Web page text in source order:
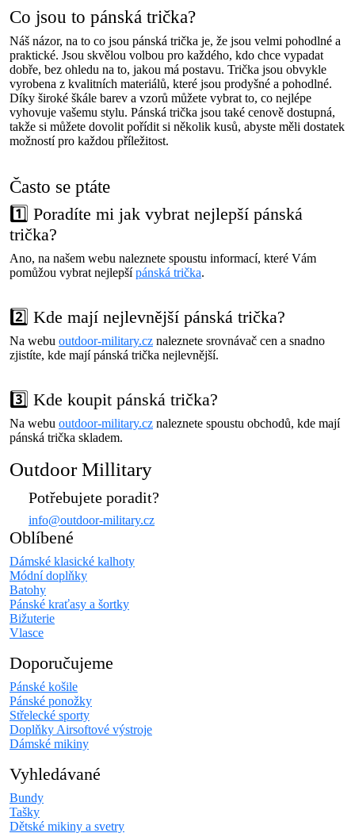
Co jsou to pánská trička?
Náš názor, na to co jsou pánská trička je, že jsou velmi pohodlné a
praktické. Jsou skvělou volbou pro každého, kdo chce vypadat
dobře, bez ohledu na to, jakou má postavu. Trička jsou obvykle
vyrobena z kvalitních materiálů, které jsou prodyšné a pohodlné.
Díky široké škále barev a vzorů můžete vybrat to, co nejlépe
vyhovuje vašemu stylu. Pánská trička jsou také cenově dostupná,
takže si můžete dovolit pořídit si několik kusů, abyste měli dostatek
možností pro každou příležitost.
Často se ptáte
1️⃣ Poradíte mi jak vybrat nejlepší pánská
trička?
Ano, na našem webu naleznete spoustu informací, které Vám
pomůžou vybrat nejlepšípánská trička.
2️⃣ Kde mají nejlevnější pánská trička?
Na webu outdoor-military.cz naleznete srovnávač cen a snadno
zjistíte, kde mají pánská trička nejlevnější.
3️⃣ Kde koupit pánská trička?
Na webu outdoor-military.cz naleznete spoustu obchodů, kde mají
pánská trička skladem.
Outdoor Millitary
Potřebujete poradit?
info@outdoor-military.cz
Oblíbené
Dámské klasické kalhoty
Módní doplňky
Batohy
Pánské kraťasy a šortky
Bižuterie
Vlasce
Doporučujeme
Pánské košile
Pánské ponožky
Střelecké sporty
Doplňky Airsoftové výstroje
Dámské mikiny
Vyhledávané
Bundy
Tašky
Dětské mikiny a svetry